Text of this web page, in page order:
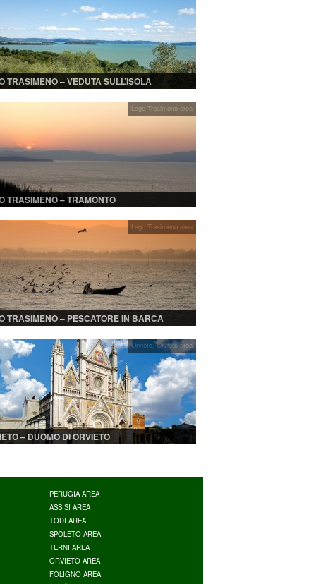
TRASIMENO – VEDUTA SULL’ISOLA
Lago Trasimeno area
TRASIMENO – TRAMONTO
Lago Trasimeno area
TRASIMENO – PESCATORE IN BARCA
Orvieto,Orvieto area
– DUOMO DI ORVIETO
PERUGIA AREA
ASSISI AREA
TODI AREA
SPOLETO AREA
TERNI AREA
ORVIETO AREA
FOLIGNO AREA